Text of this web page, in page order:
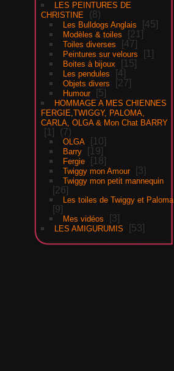
LES PEINTURES DE
CHRISTINE
8
Les Bulldogs Anglais 45
Modèles & toiles 21
Toiles diverses 47
Peintures sur velours 1
Boites à bijoux 15
Les pendules 4
Objets divers 27
Humour 5
HOMMAGE A MES CHIENNES
FERGIE,TWIGGY, PALOMA,
CARLA, OLGA & Mon Chat BARRY
1 7
OLGA 10
Barry 19
Fergie 18
Twiggy mon Amour 3
Twiggy mon petit mannequin
26
Les toiles de Twiggy et Paloma
9
Mes vidéos 3
LES AMIGURUMIS 53